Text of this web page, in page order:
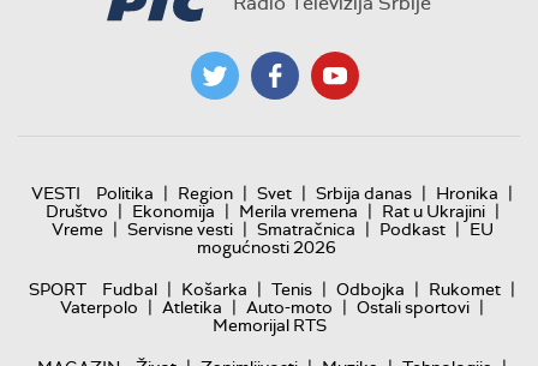
VESTI Politika | Region | Svet | Srbija danas | Hronika |
Društvo | Ekonomija | Merila vremena | Rat u Ukrajini |
Vreme | Servisne vesti | Smatračnica | Podkast | EU
mogućnosti 2026
SPORT
Fudbal | Košarka | Tenis | Odbojka | Rukomet |
Vaterpolo | Atletika | Auto-moto | Ostali sportovi |
Memorijal RTS